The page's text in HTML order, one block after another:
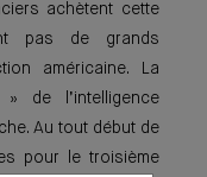
achètent cette
pas de grands
américaine. La
de l’intelligence
Au tout début de
pour le troisième